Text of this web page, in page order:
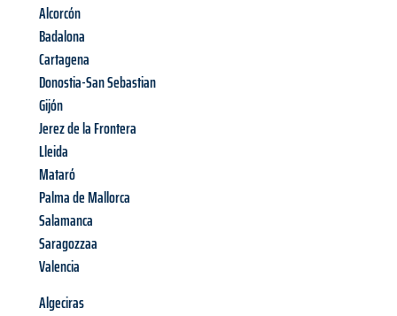
Alcorcón
Badalona
Cartagena
Donostia-San Sebastian
Gijón
Jerez de la Frontera
Lleida
Mataró
Palma de Mallorca
Salamanca
Saragozzaa
Valencia
Algeciras